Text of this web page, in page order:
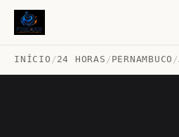
INÍCIO /24 HORAS /PERNAMBUCO /